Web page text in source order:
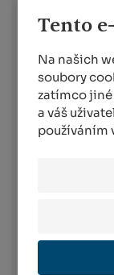
Tento
Na našich
soubory
zatímco
a váš
používáním
obdržíme.
Toto platí